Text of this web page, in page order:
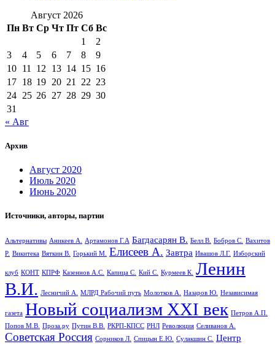
Август 2026
Пн Вт Ср Чт Пт Сб Вс
1
2
3
4 5 6 7 8
9
10 11 12 13 14 15 16
17 18 19 20 21 22 23
24 25 26 27 28 29 30
31
« Авг
Архив
Август 2020
Июль 2020
Июнь 2020
Источники, авторы, партии
Альтернативы Аникеев А. Артамонов Г.А Багдасарян В. Белл В. Бобров С. Вахитов
Р. Викитека Вяткин В. Горький М. Елисеев А. Завтра Ивашов Л.Г. Изборский
клуб КОНТ КПРФ Казеннов А.С. Капица С. Кий С. Курмеев К. Ленин
В.И. Лесничий А. МЛРД Рабочий путь Молотков А. Назаров Ю. Независимая
газета Новый социализм XXI век Петров А.П.
Попов М.В. Проза.ру Путин В.В. РКРП-КПСС РНЛ Революция Селиванов А.
Советская Россия Сорников Л. Спицын Е.Ю. Сулакшин С. Центр